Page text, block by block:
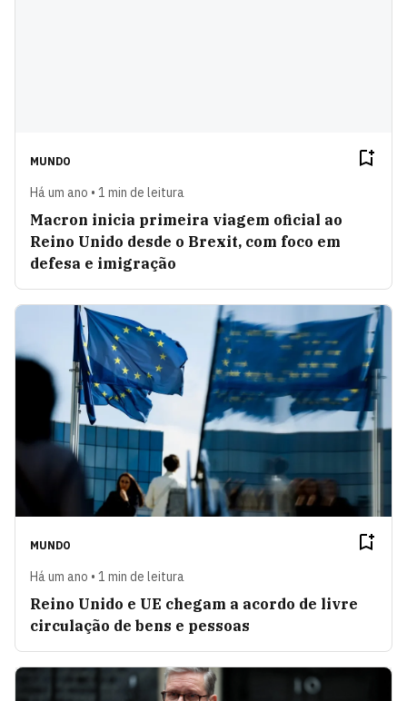
MUNDO
Há um ano • 1 min de leitura
Macron inicia primeira viagem oficial ao
Reino Unido desde o Brexit, com foco em
defesa e imigração
MUNDO
Há um ano • 1 min de leitura
Reino Unido e UE chegam a acordo de livre
circulação de bens e pessoas